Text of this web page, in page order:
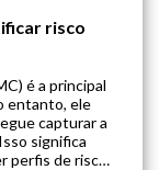
risco
é a principal
entanto, ele
capturar a
significa
perfis de risco